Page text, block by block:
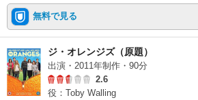
無料で見る
ジ・オレンジズ（原題）
出演・2011年制作・90分
2.6
役：Toby Walling